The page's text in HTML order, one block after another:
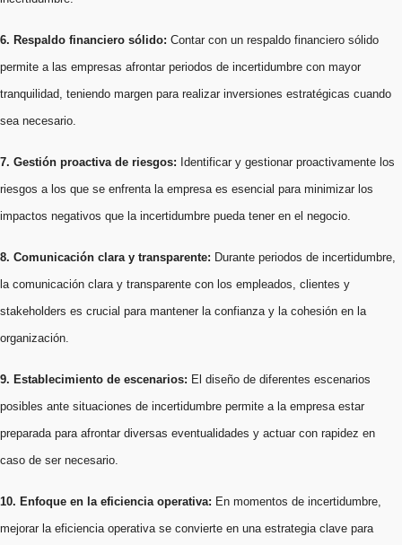
6. Respaldo financiero sólido: Contar con un respaldo financiero sólido
permite a las empresas afrontar periodos de incertidumbre con mayor
tranquilidad, teniendo margen para realizar inversiones estratégicas cuando
sea necesario.
7. Gestión proactiva de riesgos: Identificar y gestionar proactivamente los
riesgos a los que se enfrenta la empresa es esencial para minimizar los
impactos negativos que la incertidumbre pueda tener en el negocio.
8. Comunicación clara y transparente: Durante periodos de incertidumbre,
la comunicación clara y transparente con los empleados, clientes y
stakeholders es crucial para mantener la confianza y la cohesión en la
organización.
9. Establecimiento de escenarios: El diseño de diferentes escenarios
posibles ante situaciones de incertidumbre permite a la empresa estar
preparada para afrontar diversas eventualidades y actuar con rapidez en
caso de ser necesario.
10. Enfoque en la eficiencia operativa: En momentos de incertidumbre,
mejorar la eficiencia operativa se convierte en una estrategia clave para